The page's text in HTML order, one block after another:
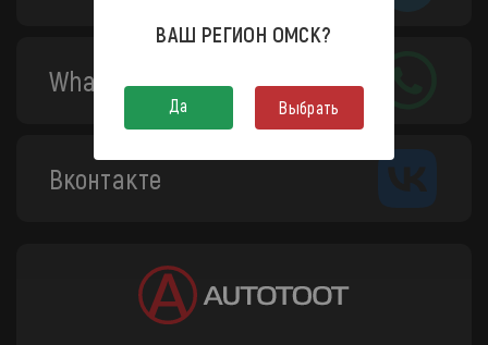
WhatsApp
Вконтакте
ВАШ РЕГИОН ОМСК?
Да Выбрать